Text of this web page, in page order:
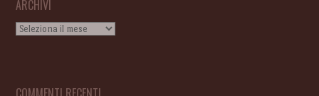
ARCHIVI
Archivi